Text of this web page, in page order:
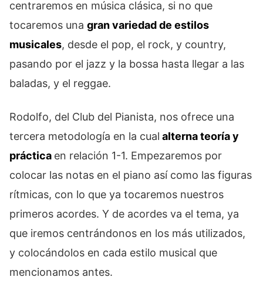
centraremos en música clásica, si no que
tocaremos una gran variedad de estilos
musicales, desde el pop, el rock, y country,
pasando por el jazz y la bossa hasta llegar a las
baladas, y el reggae.
Rodolfo, del Club del Pianista, nos ofrece una
tercera metodología en la cual alterna teoría y
práctica en relación 1-1. Empezaremos por
colocar las notas en el piano así como las figuras
rítmicas, con lo que ya tocaremos nuestros
primeros acordes. Y de acordes va el tema, ya
que iremos centrándonos en los más utilizados,
y colocándolos en cada estilo musical que
mencionamos antes.